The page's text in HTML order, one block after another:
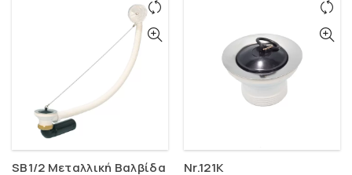
SB1/2 Μεταλλική Βαλβίδα Nr.121K